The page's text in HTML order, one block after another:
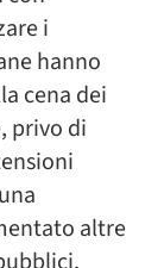
i
hanno
cena dei
privo di
altre